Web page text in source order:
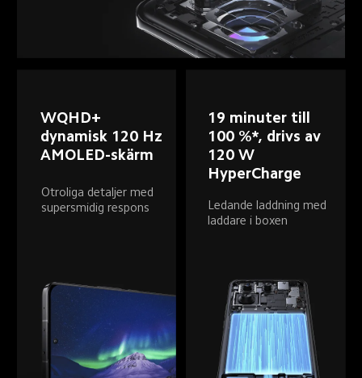
WQHD+
dynamisk 120 Hz
AMOLED-skärm
Otroliga detaljer med
supersmidig respons
19 minuter till
100 %*, drivs av
120 W
HyperCharge
Ledande laddning med
laddare i boxen